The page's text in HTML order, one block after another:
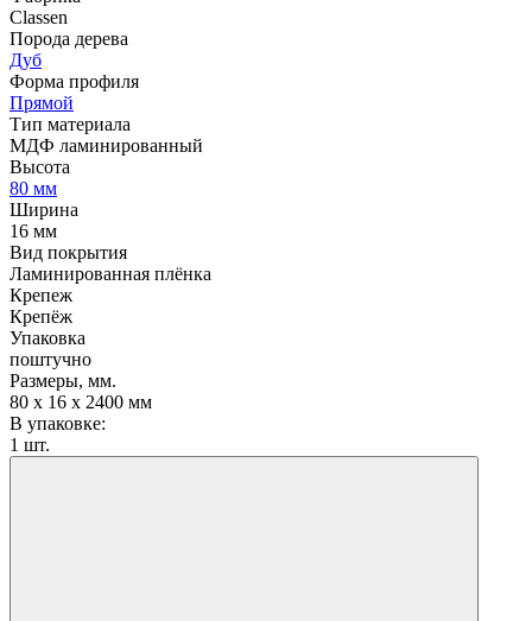
Classen
Порода дерева
Дуб
Форма профиля
Прямой
Тип материала
МДФ ламинированный
Высота
80 мм
Ширина
16 мм
Вид покрытия
Ламинированная плёнка
Крепеж
Крепёж
Упаковка
поштучно
Размеры, мм.
80 х 16 х 2400 мм
В упаковке:
1 шт.